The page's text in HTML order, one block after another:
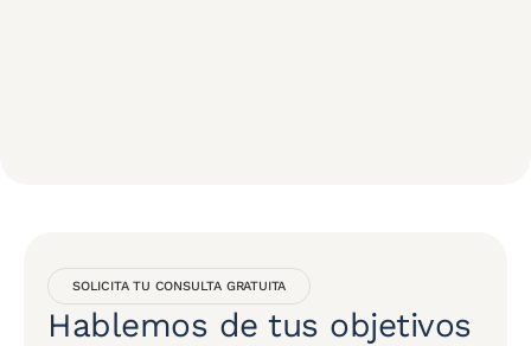
SOLICITA TU CONSULTA GRATUITA
Hablemos de tus objetivos